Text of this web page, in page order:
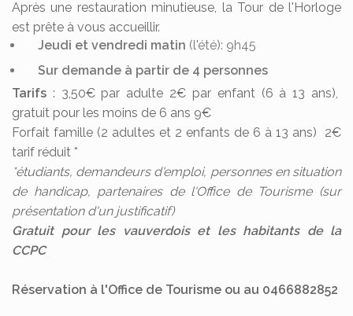
Après une restauration minutieuse, la Tour de l'Horloge
est prête à vous accueillir.
Jeudi et vendredi matin (l'été): 9h45
Sur demande à partir de 4 personnes
Tarifs : 3,50€ par adulte 2€ par enfant (6 à 13 ans),
gratuit pour les moins de 6 ans 9€
Forfait famille (2 adultes et 2 enfants de 6 à 13 ans) 2€
tarif réduit *
*étudiants, demandeurs d'emploi, personnes en situation
de handicap, partenaires de l'Office de Tourisme (sur
présentation d'un justificatif)
Gratuit pour les vauverdois et les habitants de la
CCPC
Réservation à l'Office de Tourisme ou au 0466882852